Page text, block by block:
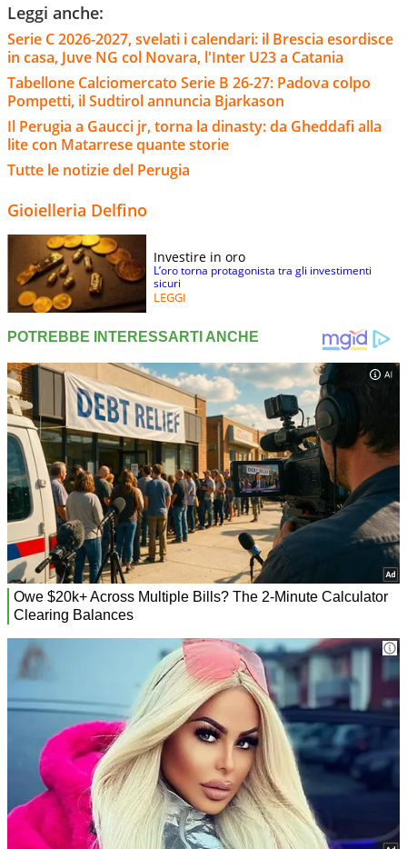
Leggi anche:
Serie C 2026-2027, svelati i calendari: il Brescia esordisce
in casa, Juve NG col Novara, l'Inter U23 a Catania
Tabellone Calciomercato Serie B 26-27: Padova colpo
Pompetti, il Sudtirol annuncia Bjarkason
Il Perugia a Gaucci jr, torna la dinasty: da Gheddafi alla
lite con Matarrese quante storie
Tutte le notizie del Perugia
Gioielleria Delfino
Investire in oro
L’oro torna protagonista tra gli investimenti
sicuri
LEGGI